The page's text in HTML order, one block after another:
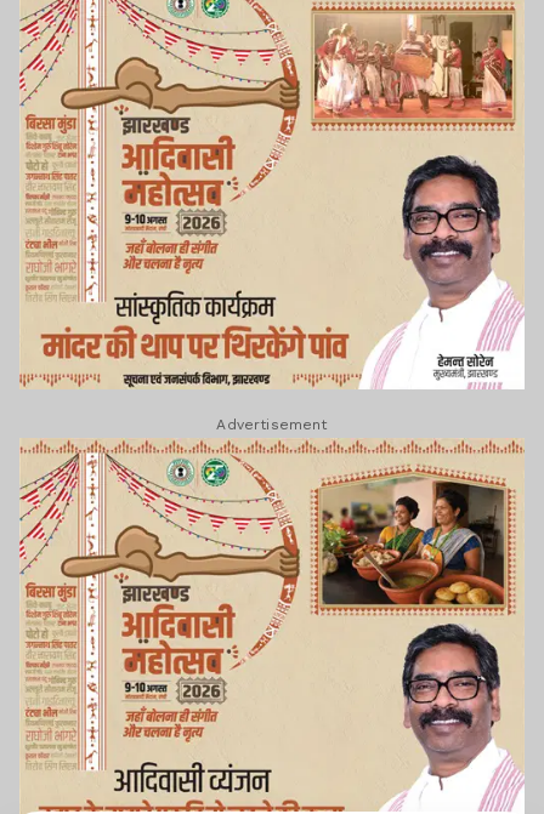
Advertisement